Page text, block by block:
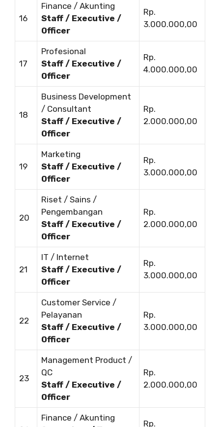
16
Finance / Akunting
Staff / Executive /
Officer
Rp.
3.000.000,00
17
Profesional
Staff / Executive /
Officer
Rp.
4.000.000,00
18
Business Development
/ Consultant
Staff / Executive /
Officer
Rp.
2.000.000,00
19
Marketing
Staff / Executive /
Officer
Rp.
3.000.000,00
20
Riset / Sains /
Pengembangan
Staff / Executive /
Officer
Rp.
2.000.000,00
21
IT / Internet
Staff / Executive /
Officer
Rp.
3.000.000,00
22
Customer Service /
Pelayanan
Staff / Executive /
Officer
Rp.
3.000.000,00
23
Management Product /
QC
Staff / Executive /
Officer
Rp.
2.000.000,00
Finance / Akunting
Rp.